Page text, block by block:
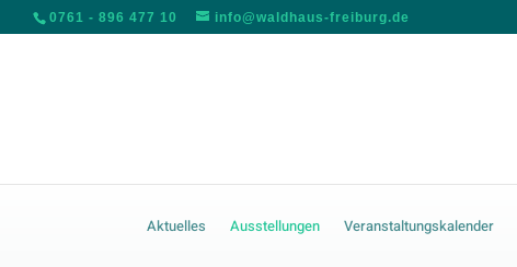
0761 - 896 477 10 info@waldhaus-freiburg.de
Aktuelles Ausstellungen Veranstaltungskalender